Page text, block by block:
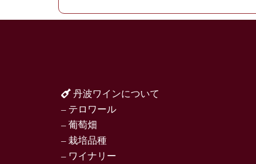
丹波ワインについて
– テロワール
– 葡萄畑
– 栽培品種
– ワイナリー